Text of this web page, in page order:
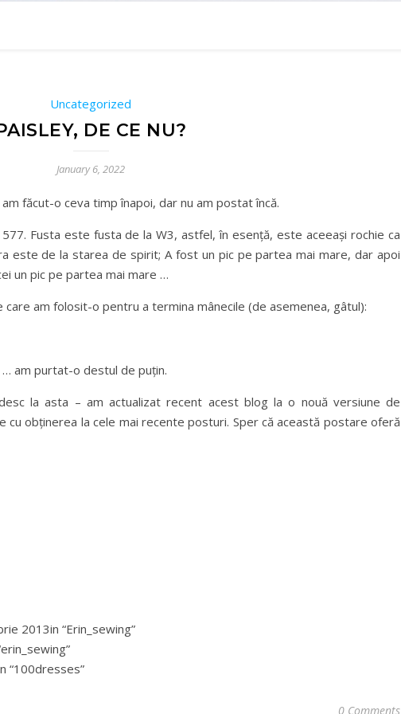
Uncategorized
DE CE NU?
January 6, 2022
făcut-o ceva timp înapoi, dar nu am postat încă.
Fusta este fusta de la W3, astfel, în esență, este aceeași rochie ca
este de la starea de spirit; A fost un pic pe partea mai mare, dar apoi
un pic pe partea mai mare …
am folosit-o pentru a termina mânecile (de asemenea, gâtul):
am purtat-o ​​destul de puțin.
la asta – am actualizat recent acest blog la o nouă versiune de
cu obținerea la cele mai recente posturi. Sper că această postare oferă
2013in “Erin_sewing”
“100dresses”
0 Comments